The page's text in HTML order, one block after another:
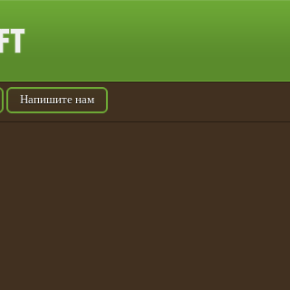
Напишите нам